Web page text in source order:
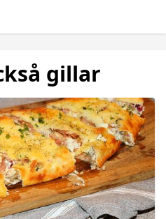
gillar